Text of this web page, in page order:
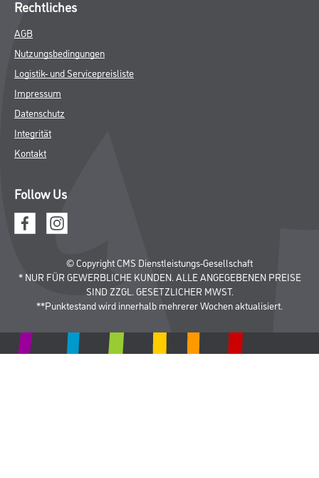
Rechtliches
AGB
Nutzungsbedingungen
Logistik- und Servicepreisliste
Impressum
Datenschutz
Integrität
Kontakt
Follow Us
© Copyright CMS Dienstleistungs-Gesellschaft
* NUR FÜR GEWERBLICHE KUNDEN. ALLE ANGEGEBENEN PREISE
SIND ZZGL. GESETZLICHER MWST.
**Punktestand wird innerhalb mehrerer Wochen aktualisiert.